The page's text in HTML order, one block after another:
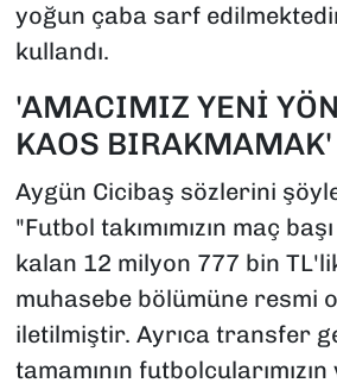
yoğun çaba sarf
kullandı.
'AMACIMIZ YENİ
KAOS BIRAKMAMAK'
Aygün Cicibaş sözlerini
"Futbol takımımızın maç
kalan 12 milyon 777 bin TL'lik
muhasebe bölümüne resmi
iletilmiştir. Ayrıca transfer
tamamının